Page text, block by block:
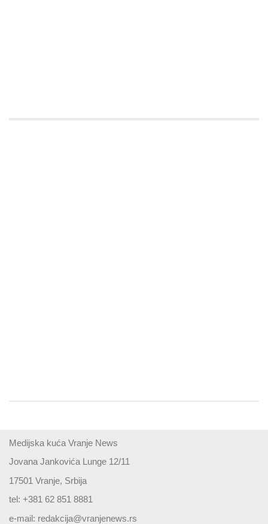
Medijska kuća Vranje News
Jovana Jankovića Lunge 12/11
17501 Vranje, Srbija
tel: +381 62 851 8881
e-mail: redakcija@vranjenews.rs